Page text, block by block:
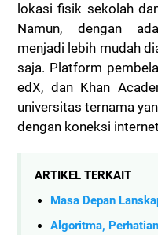
lokasi fisik sekolah
Namun, dengan
menjadi lebih mudah
saja. Platform
edX, dan Khan
universitas ternama
dengan koneksi
ARTIKEL TERKAIT
Masa Depan
Algoritma,